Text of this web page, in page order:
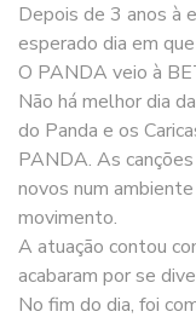
Depois de 3 anos à
esperado dia em
O PANDA veio à
Não há melhor dia
do Panda e os
PANDA. As
novos num
movimento.
A atuação contou
acabaram por se
No fim do dia, foi